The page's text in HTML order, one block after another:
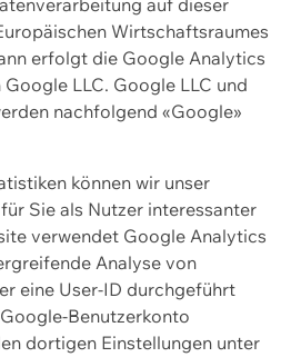
auf dieser
Wirtschaftsraumes
erfolgt die Google Analytics
LLC. Google LLC und
nachfolgend «Google»
können wir unser
Sie als Nutzer interessanter
verwendet Google Analytics
Analyse von
eine User-ID durchgeführt
Benutzerkonto
dortigen Einstellungen unter